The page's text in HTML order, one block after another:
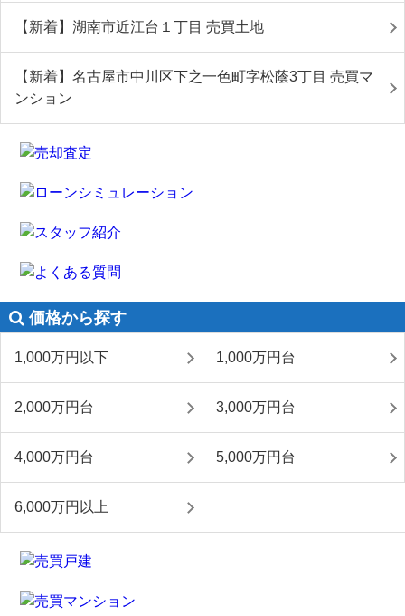
【新着】湖南市近江台１丁目 売買土地
【新着】名古屋市中川区下之一色町字松蔭3丁目 売買マ
ンション
価格から探す
1,000万円以下 1,000万円台
2,000万円台 3,000万円台
4,000万円台 5,000万円台
6,000万円以上